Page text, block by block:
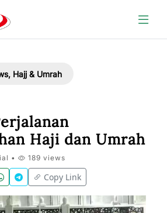
Hajj & Umrah
Haji dan Umrah
• 189 views
Copy Link